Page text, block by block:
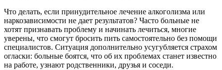
Что делать, если принудительное лечение алкоголизма или
наркозависимости не дает результатов? Часто больные не
хотят признавать проблему и начинать лечиться, многие
уверены, что смогут бросить пить самостоятельно без помощи
специалистов. Ситуация дополнительно усугубляется страхом
огласки: больные боятся, что об их проблемах станет известно
на работе, узнают родственники, друзья и соседи.